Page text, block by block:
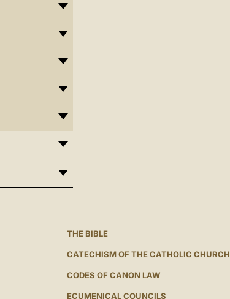
THE BIBLE
CATECHISM OF THE CATHOLIC CHURCH
CODES OF CANON LAW
ECUMENICAL COUNCILS